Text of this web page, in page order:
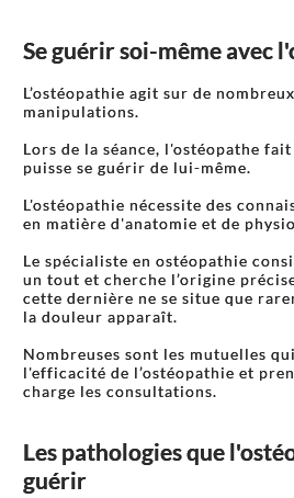
Se guérir soi-même avec
L’ostéopathie agit sur de
manipulations.
Lors de la séance, l'ostéopathe
puisse se guérir de lui-même.
L'ostéopathie nécessite des
en matière d'anatomie et de
Le spécialiste en ostéopathie
un tout et cherche l’origine
cette dernière ne se situe que
la douleur apparaît.
Nombreuses sont les mutuelles
l'efficacité de l’ostéopathie et
charge les consultations.
Les pathologies que
guérir